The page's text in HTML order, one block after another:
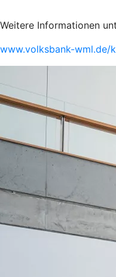
Weitere Informationen
www.volksbank-wml.de/